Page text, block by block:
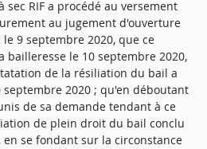
sec RIF a procédé au versement
au jugement d'ouverture
9 septembre 2020, que ce
bailleresse le 10 septembre 2020,
de la résiliation du bail a
2020 ; qu'en déboutant
de sa demande tendant à ce
de plein droit du bail conclu
en se fondant sur la circonstance